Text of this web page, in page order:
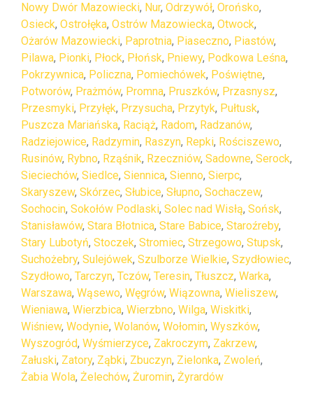
Nowy Dwór Mazowiecki, Nur, Odrzywół, Orońsko,
Osieck, Ostrołęka, Ostrów Mazowiecka, Otwock,
Ożarów Mazowiecki, Paprotnia, Piaseczno, Piastów,
Pilawa, Pionki, Płock, Płońsk, Pniewy, Podkowa Leśna,
Pokrzywnica, Policzna, Pomiechówek, Poświętne,
Potworów, Prażmów, Promna, Pruszków, Przasnysz,
Przesmyki, Przyłęk, Przysucha, Przytyk, Pułtusk,
Puszcza Mariańska, Raciąż, Radom, Radzanów,
Radziejowice, Radzymin, Raszyn, Repki, Rościszewo,
Rusinów, Rybno, Rząśnik, Rzeczniów, Sadowne, Serock,
Sieciechów, Siedlce, Siennica, Sienno, Sierpc,
Skaryszew, Skórzec, Słubice, Słupno, Sochaczew,
Sochocin, Sokołów Podlaski, Solec nad Wisłą, Sońsk,
Stanisławów, Stara Błotnica, Stare Babice, Staroźreby,
Stary Lubotyń, Stoczek, Stromiec, Strzegowo, Stupsk,
Suchożebry, Sulejówek, Szulborze Wielkie, Szydłowiec,
Szydłowo, Tarczyn, Tczów, Teresin, Tłuszcz, Warka,
Warszawa, Wąsewo, Węgrów, Wiązowna, Wieliszew,
Wieniawa, Wierzbica, Wierzbno, Wilga, Wiskitki,
Wiśniew, Wodynie, Wolanów, Wołomin, Wyszków,
Wyszogród, Wyśmierzyce, Zakroczym, Zakrzew,
Załuski, Zatory, Ząbki, Zbuczyn, Zielonka, Zwoleń,
Żabia Wola, Żelechów, Żuromin, Żyrardów